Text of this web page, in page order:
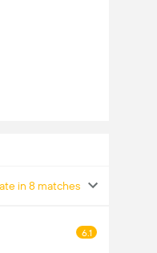
in 8 matches
6.1